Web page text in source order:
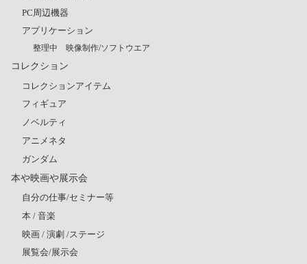
PC周辺機器
アプリケーション
整理中 映像制作/ソフトウエア
コレクション
コレクションアイテム
フィギュア
ノベルティ
アニメネタ
ガンダム
本や映画や展示会
自分の仕事/セミナー等
本 / 音楽
映画 / 演劇 /ステージ
展覧会/展示会